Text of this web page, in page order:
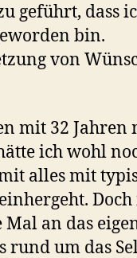
geführt, dass
bin.
von
mit 32 Jahren
ich wohl
alles mit
Doch
Mal an das
rund um das